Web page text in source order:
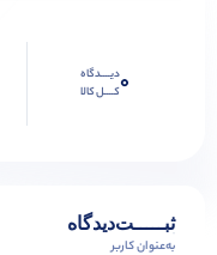
0دیــــدگاه
کــــل کالا
ثبـــــت‌دیدگاه
به‌عنوان کاربر